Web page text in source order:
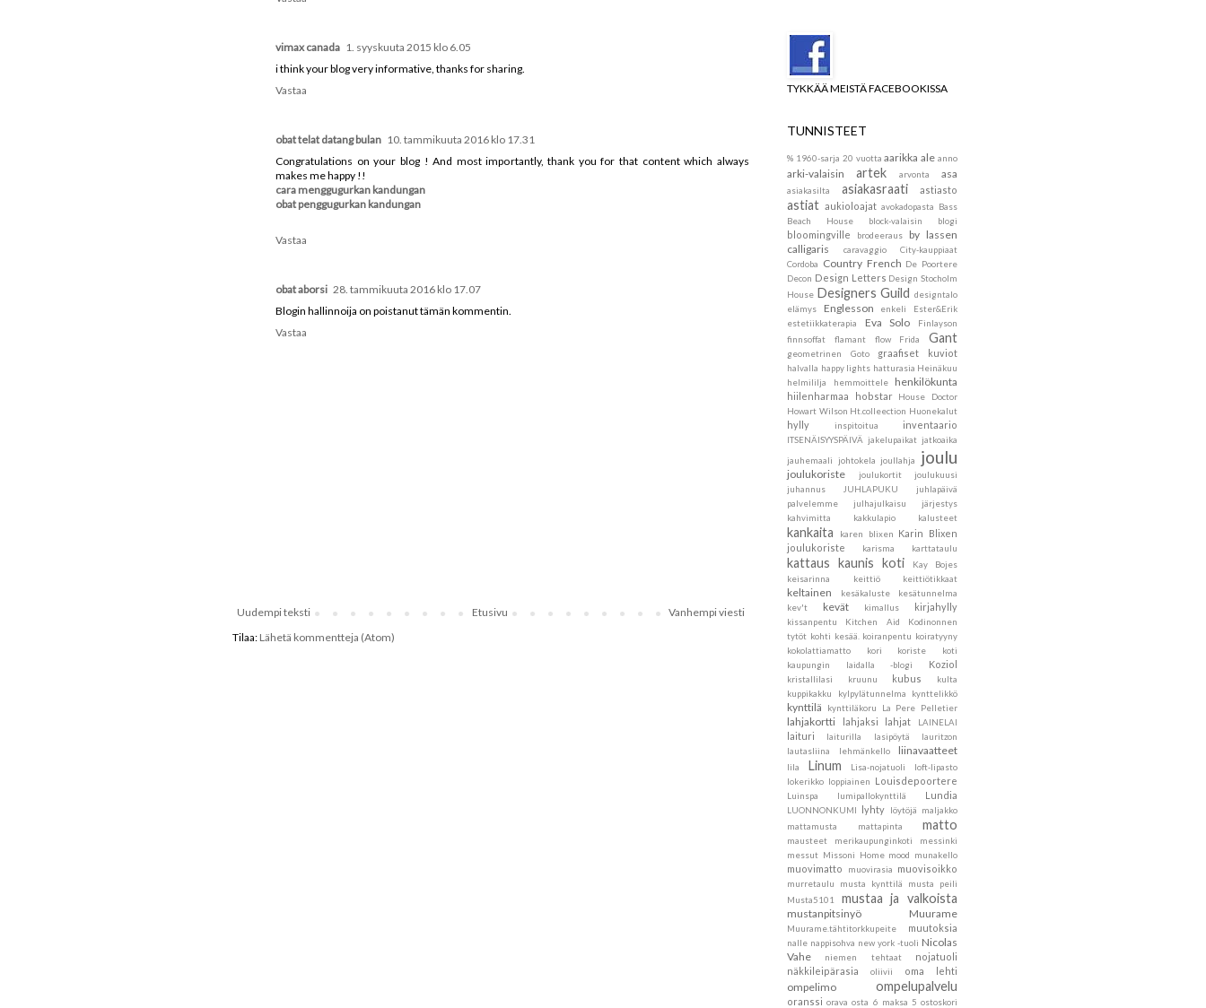
vimax canada 1. syyskuuta 2015 klo 6.05
i think your blog very informative, thanks for sharing.
Vastaa
obat telat datang bulan 10. tammikuuta 2016 klo 17.31
Congratulations on your blog ! And most importantly, thank you for that content which always
makes me happy !!
cara menggugurkan kandungan
obat penggugurkan kandungan
Vastaa
obat aborsi 28. tammikuuta 2016 klo 17.07
Blogin hallinnoija on poistanut tämän kommentin.
Vastaa
Uudempi teksti Vanhempi viesti
Etusivu
Tilaa: Lähetä kommentteja (Atom)
TYKKÄÄ MEISTÄ FACEBOOKISSA
TUNNISTEET
% 1960-sarja 20 vuotta aarikka ale anno
arki-valaisin artek arvonta asa
asiakasilta asiakasraati astiasto
astiat aukioloajat avokadopasta
Bass
Beach House
block-valaisin blogi
bloomingville brodeeraus
by lassen
calligaris
caravaggio
City-kauppiaat
Cordoba
Country French De Poortere
Decon Design Letters Design Stocholm
House Designers Guild designtalo
elämys
Englesson enkeli
Ester&Erik
estetiikkaterapia
Eva Solo
Finlayson
finnsoffat
flamant flow Frida Gant
geometrinen Goto graafiset kuviot
halvalla happy lights hatturasia Heinäkuu
helmililja
hemmoittele henkilökunta
hiilenharmaa hobstar
House Doctor
Howart Wilson Ht.colleection Huonekalut
hylly inspitoitua inventaario
ITSENÄISYYSPÄIVÄ jakelupaikat jatkoaika
jauhemaali johtokela joullahja joulu
joulukoriste joulukortit
joulukuusi
juhannus
JUHLAPUKU
juhlapäivä
palvelemme
julhajulkaisu
järjestys
kahvimitta
kakkulapio kalusteet
kankaita karen blixen
Karin Blixen
joulukoriste
karisma karttataulu
kattaus kaunis koti
Kay Bojes
keisarinna
keittiö keittiötikkaat
keltainen kesäkaluste
kesätunnelma
kev't
kevät kimallus kirjahylly
kissanpentu Kitchen Aid
Kodinonnen
tytöt kohti kesää. koiranpentu koiratyyny
kokolattiamatto
kori koriste
koti
kaupungin laidalla -blogi
Koziol
kristallilasi kruunu kubus
kulta
kuppikakku
kylpylätunnelma kynttelikkö
kynttilä kynttiläkoru La Pere Pelletier
lahjakortti lahjaksi lahjat LAINELAI
laituri laiturilla lasipöytä
lauritzon
lautasliina
lehmänkello liinavaatteet
lila Linum Lisa-nojatuoli
loft-lipasto
lokerikko loppiainen Louisdepoortere
Luinspa lumipallokynttilä Lundia
LUONNONKUMI lyhty löytöjä
maljakko
mattamusta
mattapinta matto
mausteet merikaupunginkoti
messinki
messut Missoni Home mood munakello
muovimatto muovirasia muovisoikko
murretaulu musta kynttilä
musta peili
Musta5101
mustaa ja valkoista
mustanpitsinyö Muurame
Muurame.tähtitorkkupeite muutoksia
nalle nappisohva new york -tuoli Nicolas
Vahe
niemen tehtaat
nojatuoli
näkkileipärasia
oliivii oma lehti
ompelimo ompelupalvelu
oranssi orava osta 6 maksa 5 ostoskori